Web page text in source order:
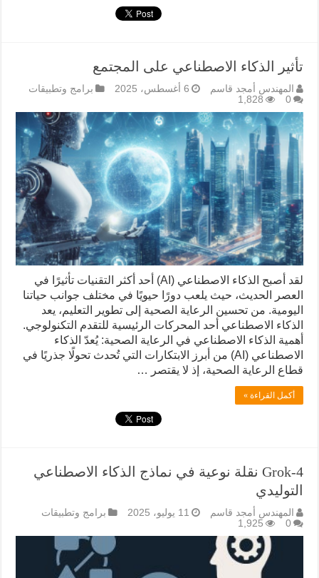
تأثير الذكاء الاصطناعي على المجتمع
المهندس أمجد قاسم 6 أغسطس، 2025
برامج وتطبيقات
0
1,828
لقد أصبح الذكاء الاصطناعي (AI) أحد أكثر التقنيات تأثيرًا في
العصر الحديث، حيث يلعب دورًا حيويًا في مختلف جوانب حياتنا
اليومية. من تحسين الرعاية الصحية إلى تطوير التعليم، يعد
الذكاء الاصطناعي أحد المحركات الرئيسية للتقدم التكنولوجي.
أهمية الذكاء الاصطناعي في الرعاية الصحية: يُعدّ الذكاء
الاصطناعي (AI) من أبرز الابتكارات التي تُحدث تحولًا جذريًا في
قطاع الرعاية الصحية، إذ لا يقتصر …
أكمل القراءة »
Grok-4 نقلة نوعية في نماذج الذكاء الاصطناعي
التوليدي
المهندس أمجد قاسم 11 يوليو، 2025
برامج وتطبيقات
0
1,925